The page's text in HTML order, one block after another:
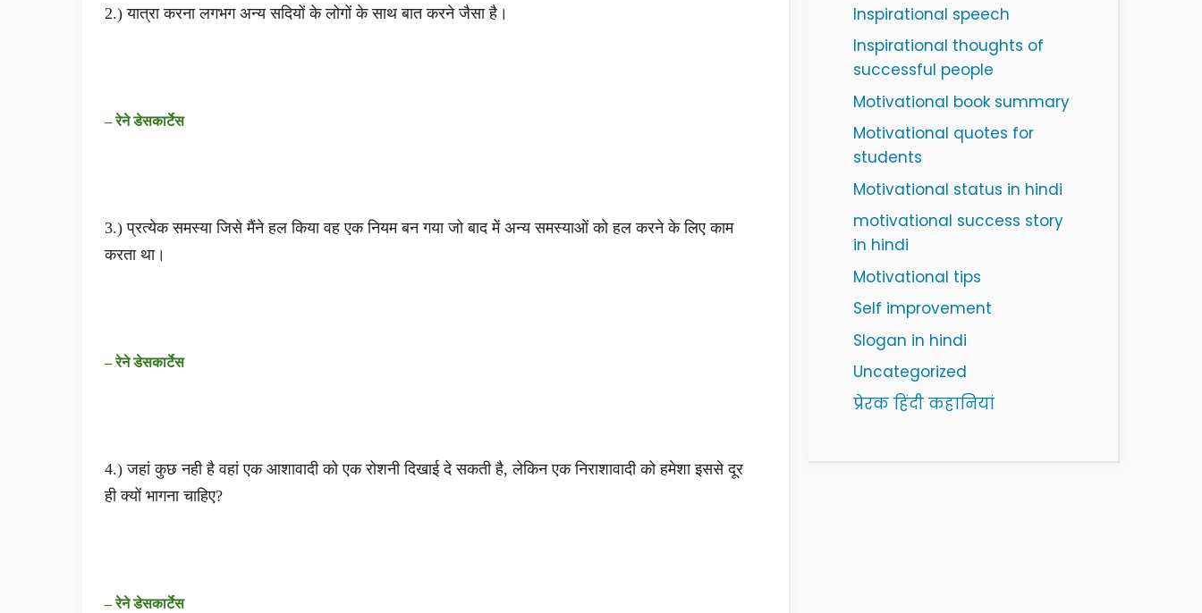
2.) यात्रा करना लगभग अन्य सदियों के लोगों के साथ बात करने जैसा है।
– रेने डेसकार्टेस
3.) प्रत्येक समस्या जिसे मैंने हल किया वह एक नियम बन गया जो बाद में अन्य समस्याओं को हल करने के लिए काम
करता था।
– रेने डेसकार्टेस
4.) जहां कुछ नही है वहां एक आशावादी को एक रोशनी दिखाई दे सकती है, लेकिन एक निराशावादी को हमेशा इससे दूर
ही क्यों भागना चाहिए?
– रेने डेसकार्टेस
Inspirational speech
Inspirational thoughts of
successful people
Motivational book summary
Motivational quotes for
students
Motivational status in hindi
motivational success story
in hindi
Motivational tips
Self improvement
Slogan in hindi
Uncategorized
प्रेरक हिंदी कहानियां